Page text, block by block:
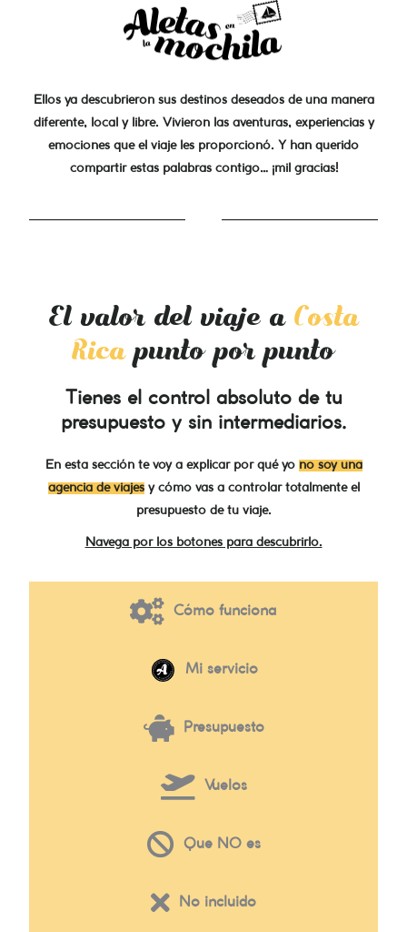
Ellos ya descubrieron sus destinos deseados de una manera
diferente, local y libre. Vivieron las aventuras, experiencias y
emociones que el viaje les proporcionó. Y han querido
compartir estas palabras contigo… ¡mil gracias!
El valor del viaje a Costa
Ricapunto por punto
Tienes el control absoluto de tu
presupuesto y sin intermediarios.
En esta sección te voy a explicar por qué yo no soy una
agencia de viajesy cómo vas a controlar totalmente el
presupuesto de tu viaje.
Navega por los botones para descubrirlo.
Cómo funciona
Mi servicio
Presupuesto
Vuelos
Que NO es
No incluido